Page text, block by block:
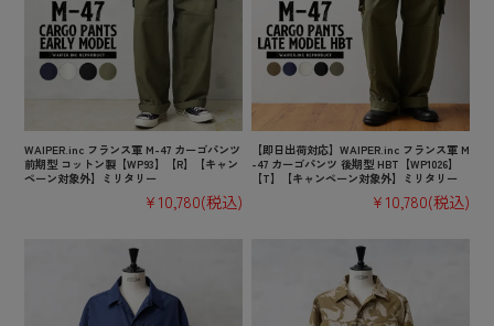
WAIPER.inc フランス軍 M-47 カーゴパンツ
前期型 コットン製【WP93】【R】【キャン
ペーン対象外】ミリタリー
¥10,780(税込)
【即日出荷対応】WAIPER.inc フランス軍 M
-47 カーゴパンツ 後期型 HBT【WP1026】
【T】【キャンペーン対象外】ミリタリー
¥10,780(税込)